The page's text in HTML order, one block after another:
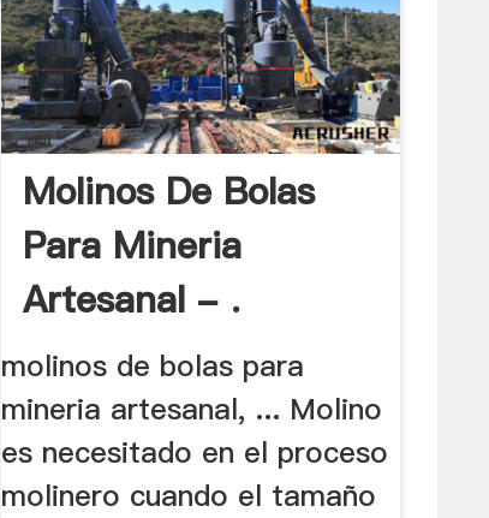
Molinos De Bolas
Para Mineria
Artesanal - .
molinos de bolas para
mineria artesanal, ... Molino
es necesitado en el proceso
molinero cuando el tamaño